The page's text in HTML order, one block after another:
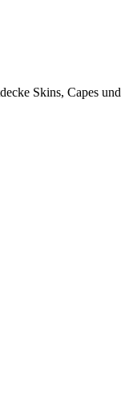
Skins, Capes und